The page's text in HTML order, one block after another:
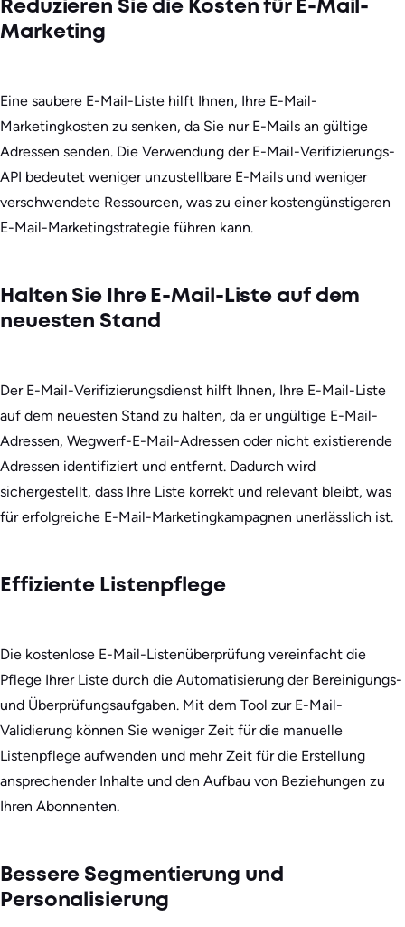
Reduzieren Sie die Kosten für E-Mail-
Marketing
Eine saubere E-Mail-Liste hilft Ihnen, Ihre E-Mail-
Marketingkosten zu senken, da Sie nur E-Mails an gültige
Adressen senden. Die Verwendung der E-Mail-Verifizierungs-
API bedeutet weniger unzustellbare E-Mails und weniger
verschwendete Ressourcen, was zu einer kostengünstigeren
E-Mail-Marketingstrategie führen kann.
Halten Sie Ihre E-Mail-Liste auf dem
neuesten Stand
Der E-Mail-Verifizierungsdienst hilft Ihnen, Ihre E-Mail-Liste
auf dem neuesten Stand zu halten, da er ungültige E-Mail-
Adressen, Wegwerf-E-Mail-Adressen oder nicht existierende
Adressen identifiziert und entfernt. Dadurch wird
sichergestellt, dass Ihre Liste korrekt und relevant bleibt, was
für erfolgreiche E-Mail-Marketingkampagnen unerlässlich ist.
Effiziente Listenpflege
Die kostenlose E-Mail-Listenüberprüfung vereinfacht die
Pflege Ihrer Liste durch die Automatisierung der Bereinigungs-
und Überprüfungsaufgaben. Mit dem Tool zur E-Mail-
Validierung können Sie weniger Zeit für die manuelle
Listenpflege aufwenden und mehr Zeit für die Erstellung
ansprechender Inhalte und den Aufbau von Beziehungen zu
Ihren Abonnenten.
Bessere Segmentierung und
Personalisierung